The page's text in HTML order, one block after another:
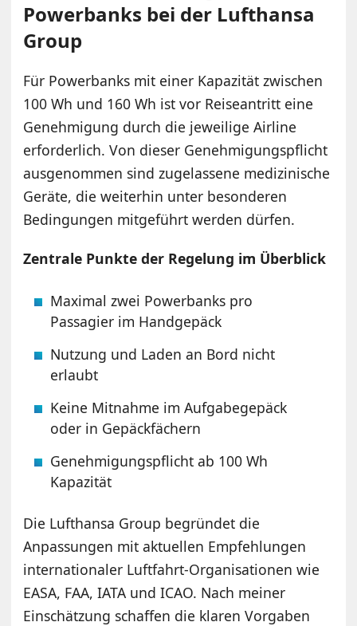
Powerbanks bei der Lufthansa
Group
Für Powerbanks mit einer Kapazität zwischen
100 Wh und 160 Wh ist vor Reiseantritt eine
Genehmigung durch die jeweilige Airline
erforderlich. Von dieser Genehmigungspflicht
ausgenommen sind zugelassene medizinische
Geräte, die weiterhin unter besonderen
Bedingungen mitgeführt werden dürfen.
Zentrale Punkte der Regelung im Überblick
Maximal zwei Powerbanks pro
Passagier im Handgepäck
Nutzung und Laden an Bord nicht
erlaubt
Keine Mitnahme im Aufgabegepäck
oder in Gepäckfächern
Genehmigungspflicht ab 100 Wh
Kapazität
Die Lufthansa Group begründet die
Anpassungen mit aktuellen Empfehlungen
internationaler Luftfahrt-Organisationen wie
EASA, FAA, IATA und ICAO. Nach meiner
Einschätzung schaffen die klaren Vorgaben